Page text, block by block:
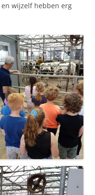
wijzelf hebben erg